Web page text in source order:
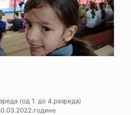
(од 1. до 4.разреда)